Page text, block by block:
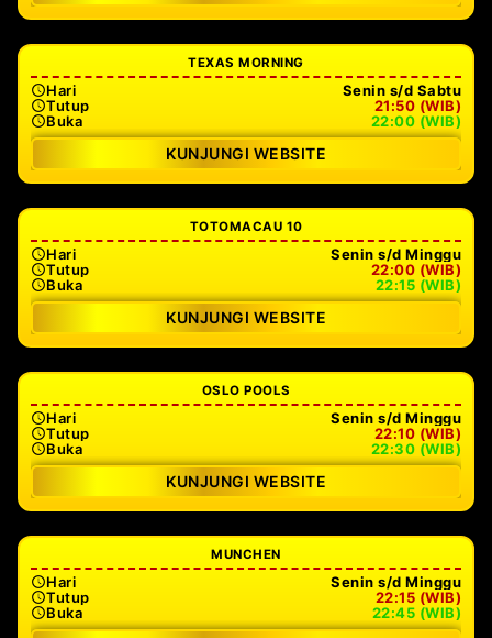
TEXAS MORNING
Hari
Senin s/d Sabtu
Tutup
21:50 (WIB)
Buka
22:00 (WIB)
KUNJUNGI WEBSITE
TOTOMACAU 10
Hari
Senin s/d Minggu
Tutup
22:00 (WIB)
Buka
22:15 (WIB)
KUNJUNGI WEBSITE
OSLO POOLS
Hari
Senin s/d Minggu
Tutup
22:10 (WIB)
Buka
22:30 (WIB)
KUNJUNGI WEBSITE
MUNCHEN
Hari
Senin s/d Minggu
Tutup
22:15 (WIB)
Buka
22:45 (WIB)